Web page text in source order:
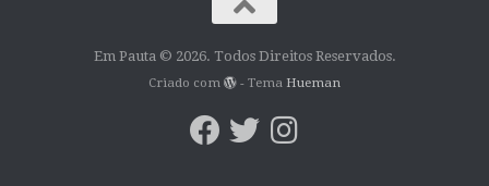
Em Pauta © 2026. Todos Direitos Reservados.
Criado com - Tema Hueman